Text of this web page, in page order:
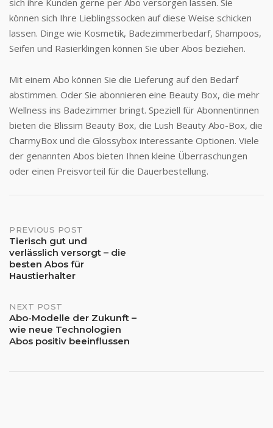
können sich Ihre Lieblingssocken auf diese Weise schicken
lassen. Dinge wie Kosmetik, Badezimmerbedarf, Shampoos,
Seifen und Rasierklingen können Sie über Abos beziehen.
Mit einem Abo können Sie die Lieferung auf den Bedarf
abstimmen. Oder Sie abonnieren eine Beauty Box, die mehr
Wellness ins Badezimmer bringt. Speziell für Abonnentinnen
bieten die Blissim Beauty Box, die Lush Beauty Abo-Box, die
CharmyBox und die Glossybox interessante Optionen. Viele
der genannten Abos bieten Ihnen kleine Überraschungen
oder einen Preisvorteil für die Dauerbestellung.
Post
navigation
PREVIOUS POST
Tierisch gut und
verlässlich versorgt – die
besten Abos für
Haustierhalter
NEXT POST
Abo-Modelle der Zukunft –
wie neue Technologien
Abos positiv beeinflussen